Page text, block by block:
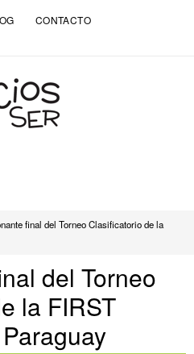
CONTACTO
final del Torneo Clasificatorio de la
del Torneo
la FIRST